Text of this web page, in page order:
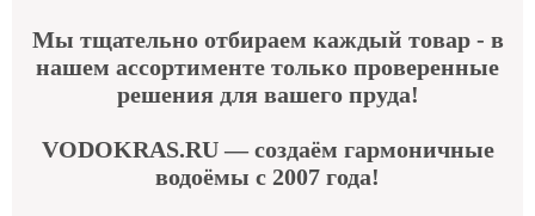
Мы тщательно отбираем каждый товар - в
нашем ассортименте только проверенные
решения для вашего пруда!
VODOKRAS.RU — создаём гармоничные
водоёмы с 2007 года!